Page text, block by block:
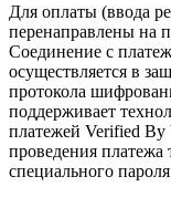
Для оплаты (ввода
перенаправлены
Соединение с
осуществляется в
протокола
поддерживает
платежей Verified By
проведения платежа
специального